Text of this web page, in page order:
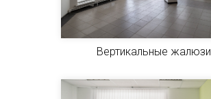
Вертикальные жалюзи